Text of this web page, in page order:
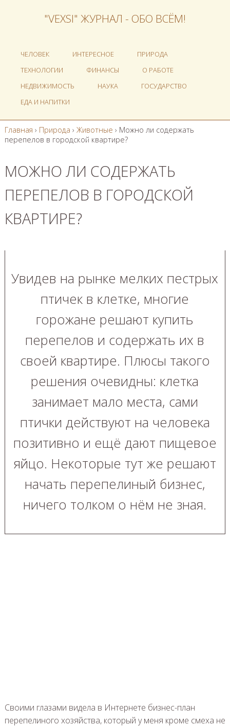
"VEXSI" ЖУРНАЛ - ОБО ВСЁМ!
ЧЕЛОВЕК ИНТЕРЕСНОЕ
ПРИРОДА
ТЕХНОЛОГИИ
ФИНАНСЫ
О РАБОТЕ
НЕДВИЖИМОСТЬ
НАУКА
ГОСУДАРСТВО
ЕДА И НАПИТКИ
Главная › Природа › Животные › Можно ли содержать
перепелов в городской квартире?
МОЖНО ЛИ СОДЕРЖАТЬ
ПЕРЕПЕЛОВ В ГОРОДСКОЙ
КВАРТИРЕ?
Увидев на рынке мелких пестрых
птичек в клетке, многие
горожане решают купить
перепелов и содержать их в
своей квартире. Плюсы такого
решения очевидны: клетка
занимает мало места, сами
птички действуют на человека
позитивно и ещё дают пищевое
яйцо. Некоторые тут же решают
начать перепелиный бизнес,
ничего толком о нём не зная.
Своими глазами видела в Интернете бизнес-план
перепелиного хозяйства, который у меня кроме смеха не